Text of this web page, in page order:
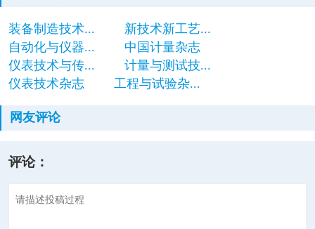
装备制造技术...
新技术新工艺...
自动化与仪器...
中国计量杂志
仪表技术与传...
计量与测试技...
仪表技术杂志
工程与试验杂...
网友评论
评论：